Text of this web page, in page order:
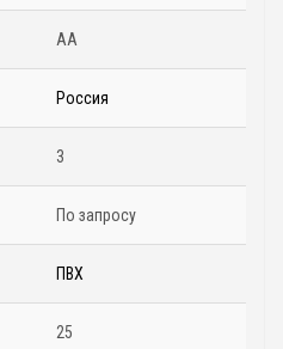
АА
Россия
3
По запросу
ПВХ
25